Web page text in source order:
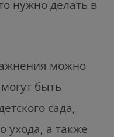
нужно делать в
можно
быть
сада,
ухода, а также